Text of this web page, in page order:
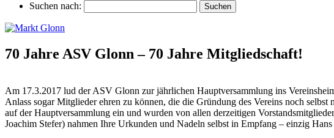
Suchen nach:
70 Jahre ASV Glonn – 70 Jahre Mitgliedschaft!
Am 17.3.2017 lud der ASV Glonn zur jährlichen Hauptversammlung ins
Anlass sogar Mitglieder ehren zu können, die die Gründung des Vereins noch
auf der Hauptversammlung ein und wurden von allen derzeitigen
Joachim Stefer) nahmen Ihre Urkunden und Nadeln selbst in Empfang – einzig